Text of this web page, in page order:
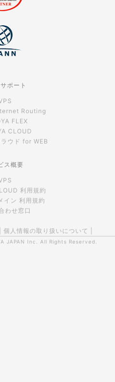
ポート
Routing
FLEX
CLOUD
ウド for WEB
ス概要
利用規約
イン 利用規約
わせ窓口
個人情報の取り扱いについて
JAPAN Inc. All Rights Reserved.